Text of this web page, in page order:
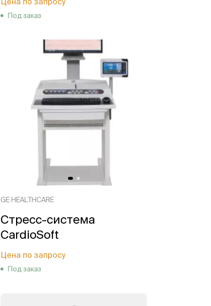
Под заказ
GE HEALTHCARE
Стресс-система
CardioSoft
Цена по запросу
Под заказ